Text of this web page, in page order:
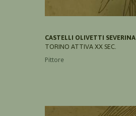
CASTELLI OLIVETTI SEVERINA
TORINO ATTIVA XX SEC.
Pittore